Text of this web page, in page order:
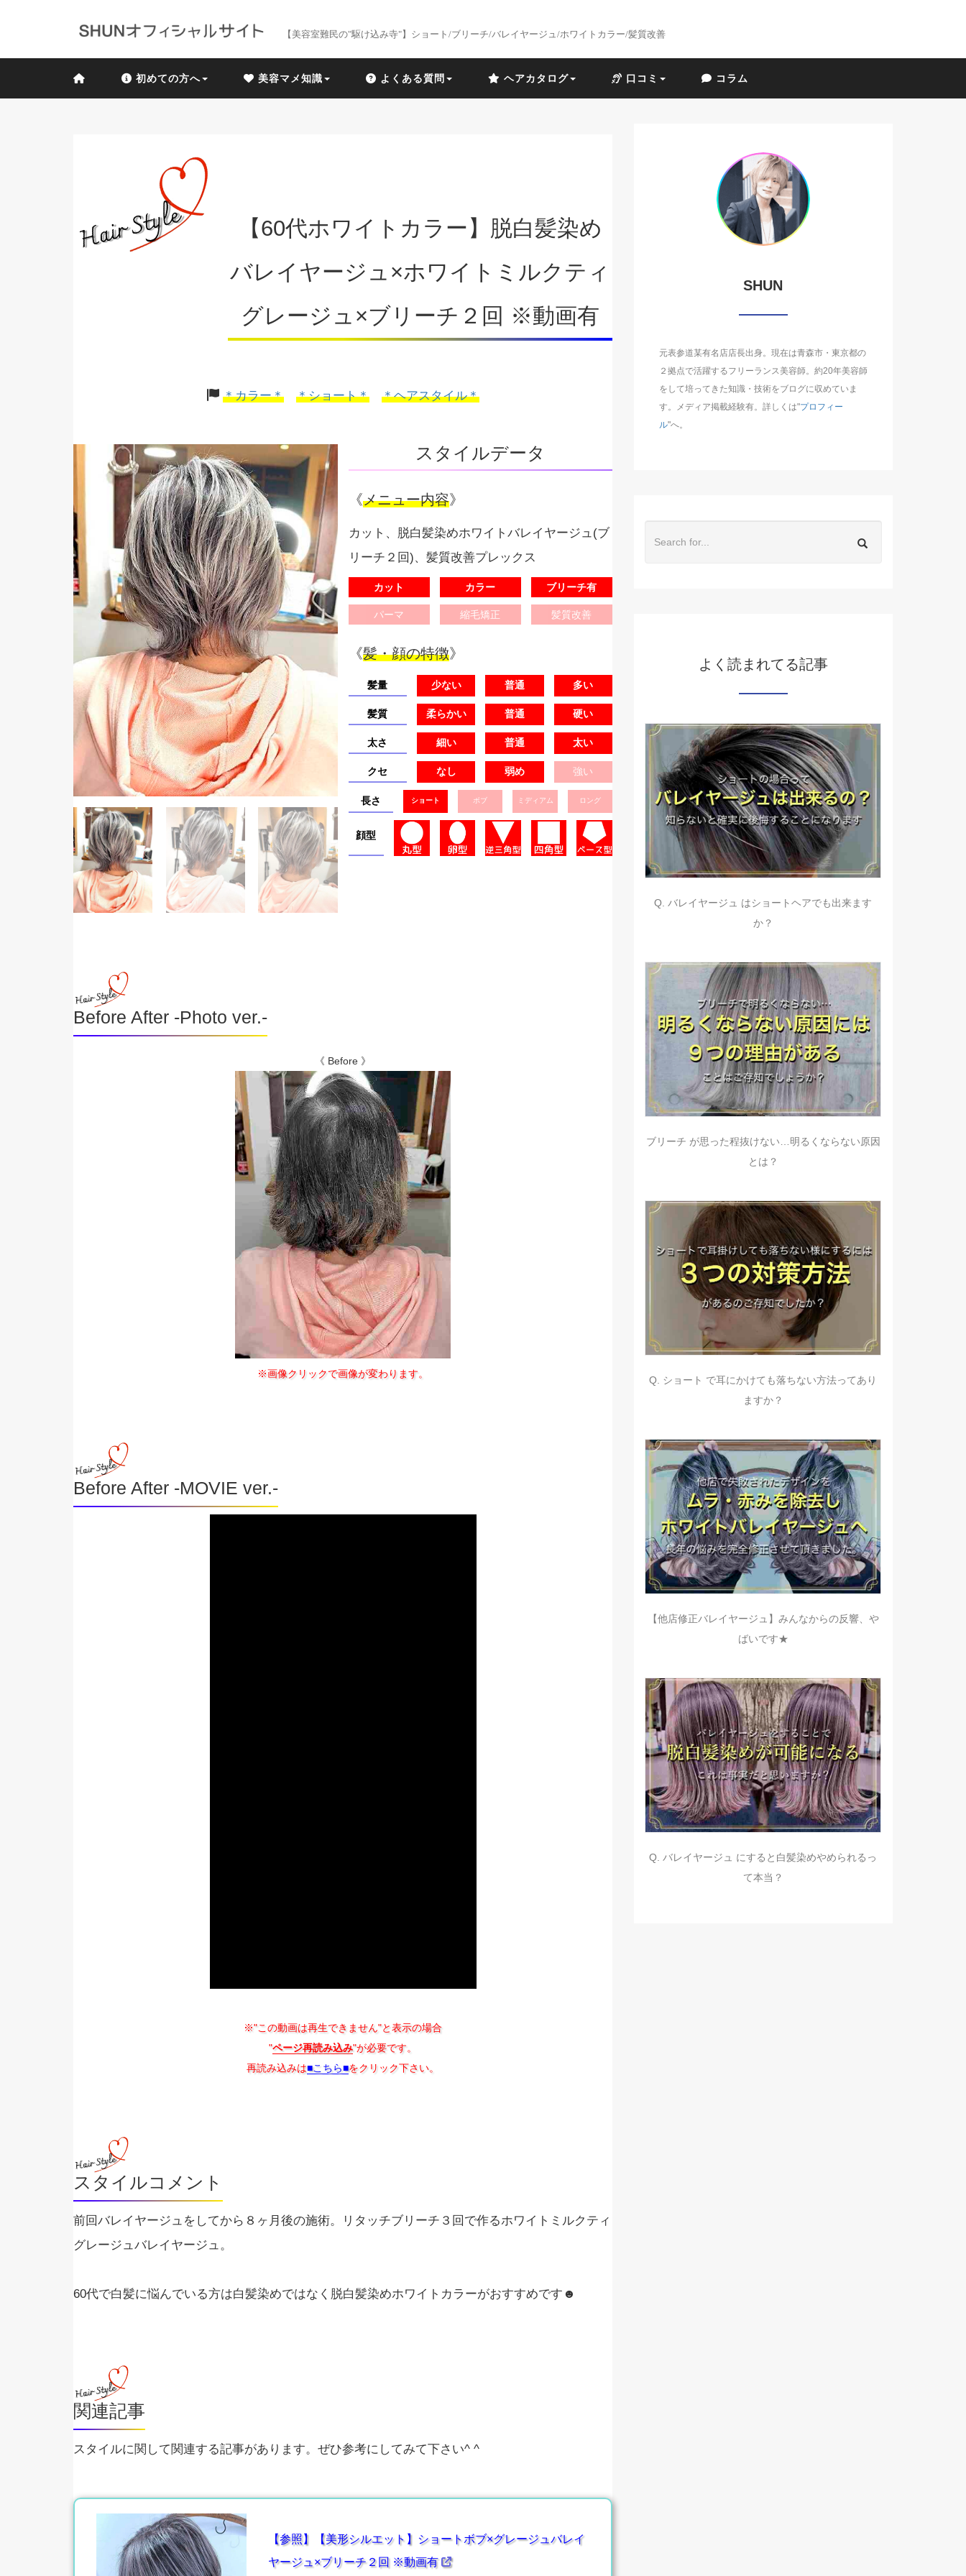
【美容室難民の"駆け込み寺"】ショート/ブリーチ/バレイヤージュ/ホワイトカラー/髪質改善
初めての方へ 美容マメ知識 よくある質問 ヘアカタログ 口コミ コラム
【60代ホワイトカラー】脱白髪染め
バレイヤージュ×ホワイトミルクティ
グレージュ×ブリーチ２回 ※動画有
＊カラー＊ ＊ショート＊ ＊ヘアスタイル＊
スタイルデータ
《メニュー内容》
カット、脱白髪染めホワイトバレイヤージュ(ブ
リーチ２回)、髪質改善プレックス
カット カラー ブリーチ有
パーマ 縮毛矯正 髪質改善
《髪・顔の特徴》
髪量 少ない 普通 多い
髪質 柔らかい 普通 硬い
太さ 細い 普通 太い
クセ なし 弱め 強い
長さ ショート ボブ ミディアム ロング
顔型
Before After -Photo ver.-
《 Before 》
※画像クリックで画像が変わります。
Before After -MOVIE ver.-
※"この動画は再生できません"と表示の場合
"ページ再読み込み"が必要です。
再読み込みは■こちら■をクリック下さい。
スタイルコメント
前回バレイヤージュをしてから８ヶ月後の施術。リタッチブリーチ３回で作るホワイトミルクティ
グレージュバレイヤージュ。
60代で白髪に悩んでいる方は白髪染めではなく脱白髪染めホワイトカラーがおすすめです☻
関連記事
スタイルに関して関連する記事があります。ぜひ参考にしてみて下さい^ ^
【参照】【美形シルエット】ショートボブ×グレージュバレイ
ヤージュ×ブリーチ２回 ※動画有
SHUN
元表参道某有名店店長出身。現在は青森市・東京都の
２拠点で活躍するフリーランス美容師。約20年美容師
をして培ってきた知識・技術をブログに収めていま
す。メディア掲載経験有。詳しくは"プロフィー
ル"へ。
よく読まれてる記事
Q. バレイヤージュ はショートヘアでも出来ます
か？
ブリーチ が思った程抜けない…明るくならない原因
とは？
Q. ショート で耳にかけても落ちない方法ってあり
ますか？
【他店修正バレイヤージュ】みんなからの反響、や
ばいです★
Q. バレイヤージュ にすると白髪染めやめられるっ
て本当？